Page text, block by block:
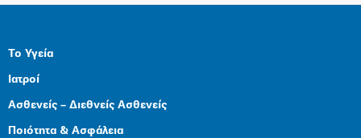
Το Υγεία
Ιατροί
Ασθενείς – Διεθνείς Ασθενείς
Ποιότητα & Ασφάλεια